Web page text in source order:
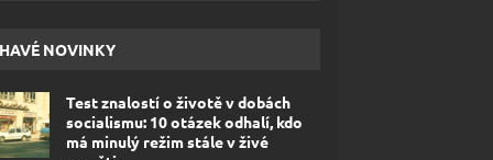
NOVINKY
Test znalostí o životě v dobách
socialismu: 10 otázek odhalí, kdo
má minulý režim stále v živé